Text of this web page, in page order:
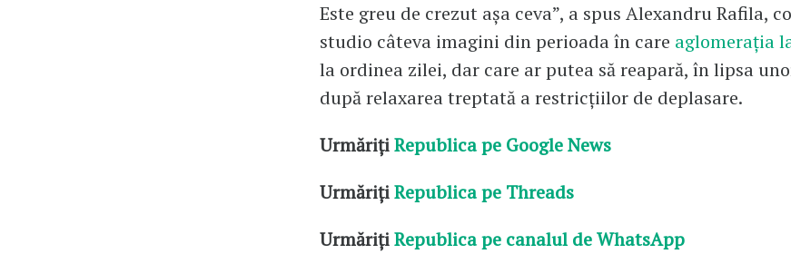
Este greu de crezut așa ceva”, a spus Alexandru Rafila,
studio câteva imagini din perioada în care aglomerația
la ordinea zilei, dar care ar putea să reapară, în lipsa
după relaxarea treptată a restricțiilor de deplasare.
UrmărițiRepublica pe Google News
UrmărițiRepublica pe Threads
UrmărițiRepublica pe canalul de WhatsApp